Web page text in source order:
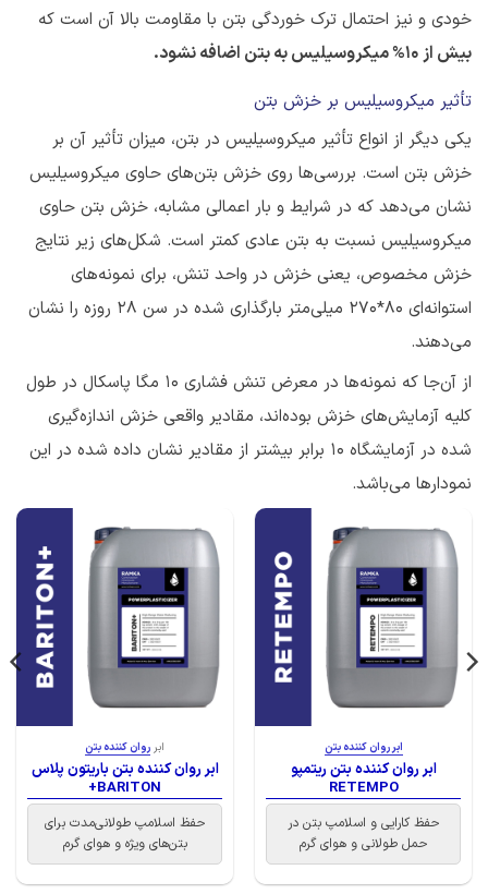
خودی و نیز احتمال ترک خوردگی بتن با مقاومت بالا آن است که
بیش از۱۰%
میکروسیلیس به بتن اضافه نشود.
تأثیر میکروسیلیس بر خزش بتن
یکی دیگر از انواع تأثیر میکروسیلیس در بتن، میزان تأثیر آن بر
خزش بتن است. بررسی‌ها روی خزش بتن‌های حاوی میکروسیلیس
نشان می‌دهد که در شرایط و بار اعمالی مشابه، خزش بتن حاوی
میکروسیلیس نسبت به بتن عادی کمتر است. شکل‌های زیر نتایج
خزش مخصوص، یعنی خزش در واحد تنش، برای نمونه‌های
استوانه‌ای 80*270 میلی‌متر بارگذاری شده در سن ۲۸ روزه را نشان
می‌دهند.
از آن‌جا که نمونه‌ها در معرض تنش فشاری ۱۰ مگا پاسکال در طول
کلیه آزمایش‌های خزش بوده‌اند، مقادير واقعی خزش اندازه‌گیری
شده در آزمایشگاه ۱۰ برابر بیشتر از مقادیر نشان داده شده در این
نمودارها می‌باشد.
ابر روان کننده بتن
ابر روان کننده بتن ریتمپو
RETEMPO
حفظ کارایی و اسلامپ بتن در
حمل طولانی و هوای گرم
ابر روان کننده بتن
ابر روان کننده بتن باریتون پلاس
BARITON+
حفظ اسلامپ طولانی‌مدت برای
بتن‌های ویژه و هوای گرم